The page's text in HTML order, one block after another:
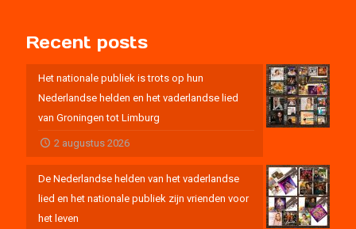
Recent posts
Het nationale publiek is trots op hun
Nederlandse helden en het vaderlandse lied
van Groningen tot Limburg
2 augustus 2026
De Nederlandse helden van het vaderlandse
lied en het nationale publiek zijn vrienden voor
het leven